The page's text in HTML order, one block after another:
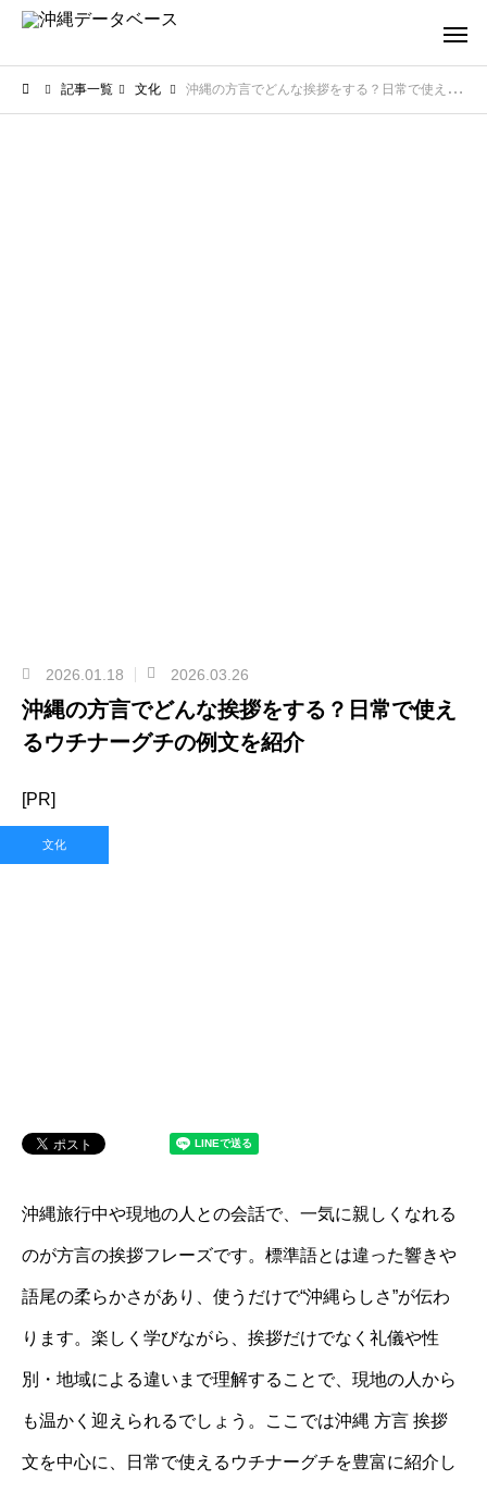
記事一覧 文化 沖縄の方言でどんな挨拶をする？日常で使えるウチナーグチの例文を紹介
2026.01.18 2026.03.26
沖縄の方言でどんな挨拶をする？日常で使え
るウチナーグチの例文を紹介
[PR]
文化
沖縄旅行中や現地の人との会話で、一気に親しくなれる
のが方言の挨拶フレーズです。標準語とは違った響きや
語尾の柔らかさがあり、使うだけで“沖縄らしさ”が伝わ
ります。楽しく学びながら、挨拶だけでなく礼儀や性
別・地域による違いまで理解することで、現地の人から
も温かく迎えられるでしょう。ここでは沖縄 方言 挨拶
文を中心に、日常で使えるウチナーグチを豊富に紹介し